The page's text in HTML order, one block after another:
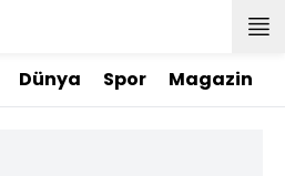
Dünya Spor Magazin